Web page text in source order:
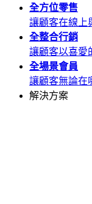
全方位零售
讓顧客在線上
全整合行銷
讓顧客以喜愛
全場景會員
讓顧客無論在
解決方案